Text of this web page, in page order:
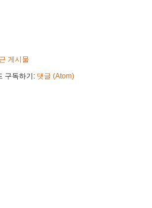
게시물
구독하기: 댓글 (Atom)